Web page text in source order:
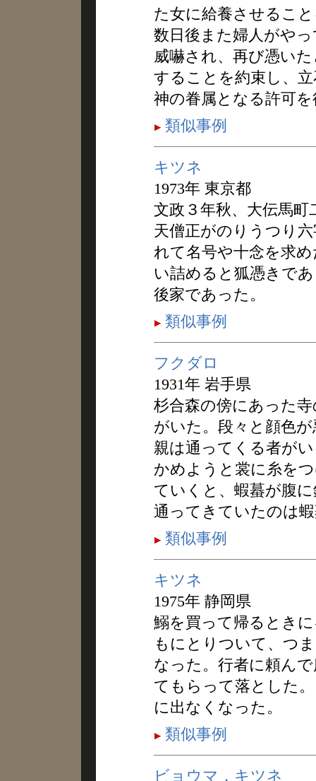
た女に給養させるこ
数日後また婦人がや
威嚇され、再び憑い
することを約束し、
神の眷属となる許可
類似事例
キツネ
1973年 東京都
文政３年秋、大伝馬
天僧正がのりうつり
れて名号や十念を求
い詰めると狐憑きで
後家であった。
類似事例
フクダロ
1931年 岩手県
杉合森の傍にあった
がいた。段々と顔色
親は通ってくる者が
かめようと裳に糸を
ていくと、蝦蟇が腹
通ってきていたのは
類似事例
キツネ
1975年 静岡県
鰯を買って帰るとき
もにとりついて、つ
なった。行者に頼ん
てもらって落とした
に出なくなった。
類似事例
ビョウマ，キツネ